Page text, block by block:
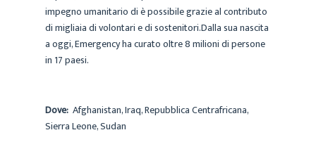
impegno umanitario di è possibile grazie al contributo
di migliaia di volontari e di sostenitori.Dalla sua nascita
a oggi, Emergency ha curato oltre 8 milioni di persone
in 17 paesi.
Dove: Afghanistan, Iraq, Repubblica Centrafricana,
Sierra Leone, Sudan